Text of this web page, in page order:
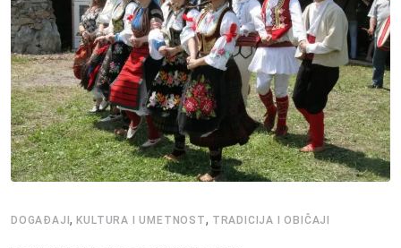
DOGAĐAJI,KULTURA I UMETNOST, TRADICIJA I OBIČAJI